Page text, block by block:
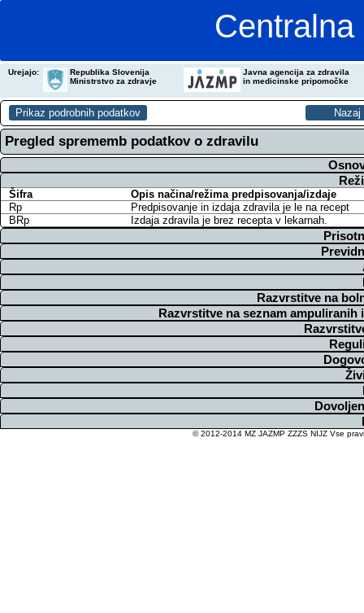
Urejajo:
Republika Slovenija
Ministrstvo za zdravje
Javna agencija za zdravila
in medicinske pripomočke
Pregled sprememb podatkov o zdravilu
Šifra
Opis načina/režima predpisovanja/izdaje
Rp
Predpisovanje in izdaja zdravila je le na recept
BRp
Izdaja zdravila je brez recepta v lekarnah.
Razvrstitve na
Razvrstitve na seznam
© 2012-2014 MZ JAZMP ZZZS NIJZ Vse